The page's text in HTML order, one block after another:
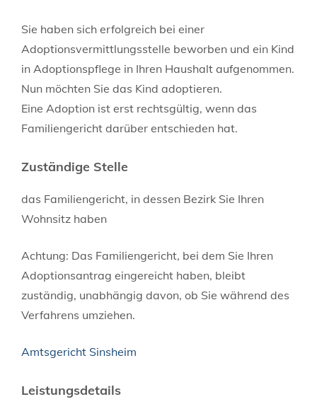
Sie haben sich erfolgreich bei einer
Adoptionsvermittlungsstelle beworben und ein Kind
in Adoptionspflege in Ihren Haushalt aufgenommen.
Nun möchten Sie das Kind adoptieren.
Eine Adoption ist erst rechtsgültig, wenn das
Familiengericht darüber entschieden hat.
Zuständige Stelle
das Familiengericht, in dessen Bezirk Sie Ihren
Wohnsitz haben
Achtung: Das Familiengericht, bei dem Sie Ihren
Adoptionsantrag eingereicht haben, bleibt
zuständig, unabhängig davon, ob Sie während des
Verfahrens umziehen.
Amtsgericht Sinsheim
Leistungsdetails